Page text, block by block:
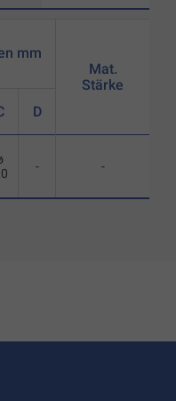
mm
D
-
Mat.
Stärke
-